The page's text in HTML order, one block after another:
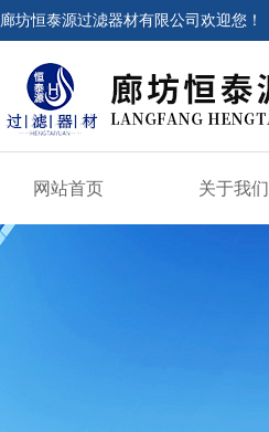
廊坊恒泰源过滤器材有限公司欢迎您！
网站首页 关于我们